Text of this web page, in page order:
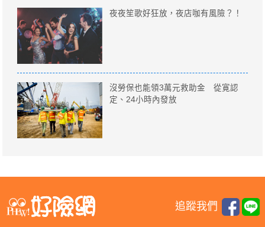
夜夜笙歌好狂放，夜店咖有風險？！
沒勞保也能領3萬元救助金 從寛認
定、24小時內發放
追蹤我們